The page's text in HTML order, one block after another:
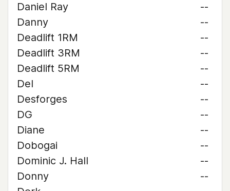
Daniel Ray
--
Danny
--
Deadlift 1RM
--
Deadlift 3RM
--
Deadlift 5RM
--
Del
--
Desforges
--
DG
--
Diane
--
Dobogai
--
Dominic J. Hall
--
Donny
--